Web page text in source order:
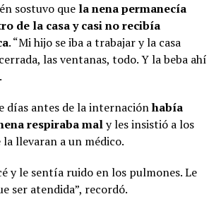
sostuvo que la nena permanecía
de la casa y casi no recibía
. “Mi hijo se iba a trabajar y la casa
las ventanas, todo. Y la beba ahí
días antes de la internaciónhabía
respiraba maly les insistió a los
la llevaran a un médico.
y le sentía ruido en los pulmones. Le
ser atendida”, recordó.